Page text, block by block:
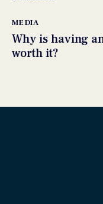
MEDIA
Why is having
worth it?